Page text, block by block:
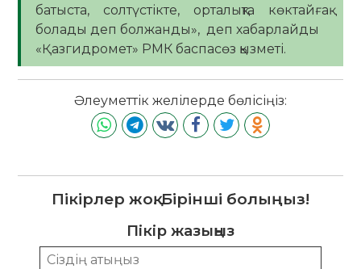
батыста, солтүстікте, орталықта көктайғақ
болады деп болжанды», деп хабарлайды
«Қазгидромет» РМК баспасөз қызметі.
Әлеуметтік желілерде бөлісіңіз:
Пікірлер жоқ. Бірінші болыңыз!
Пікір жазыңыз